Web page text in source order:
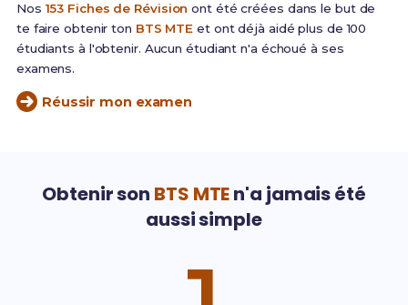
Nos 153 Fiches de Révision ont été créées dans le but de
te faire obtenir ton BTS MTE et ont déjà aidé plus de 100
étudiants à l'obtenir. Aucun étudiant n'a échoué à ses
examens.
Réussir mon examen
Obtenir son BTS MTEn'a jamais été
aussi simple